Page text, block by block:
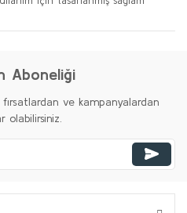
Aboneliği
ve kampanyalardan
olabilirsiniz.